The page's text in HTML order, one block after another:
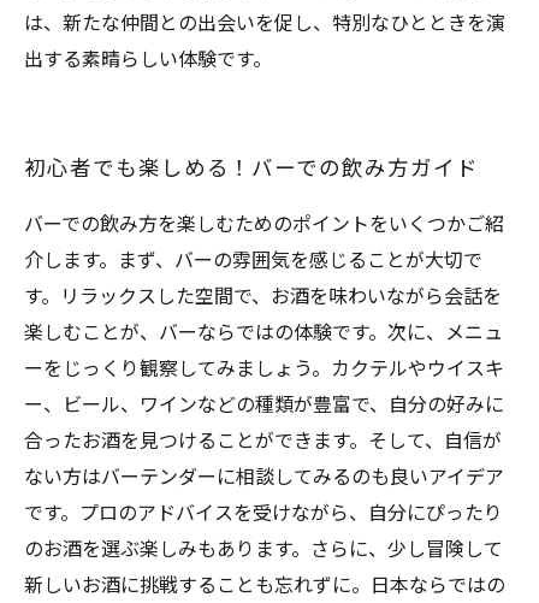
は、新たな仲間との出会いを促し、特別なひとときを演
出する素晴らしい体験です。
初心者でも楽しめる！バーでの飲み方ガイド
バーでの飲み方を楽しむためのポイントをいくつかご紹
介します。まず、バーの雰囲気を感じることが大切で
す。リラックスした空間で、お酒を味わいながら会話を
楽しむことが、バーならではの体験です。次に、メニュ
ーをじっくり観察してみましょう。カクテルやウイスキ
ー、ビール、ワインなどの種類が豊富で、自分の好みに
合ったお酒を見つけることができます。そして、自信が
ない方はバーテンダーに相談してみるのも良いアイデア
です。プロのアドバイスを受けながら、自分にぴったり
のお酒を選ぶ楽しみもあります。さらに、少し冒険して
新しいお酒に挑戦することも忘れずに。日本ならではの